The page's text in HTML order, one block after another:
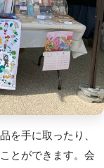
を手に取ったり
とができます。会